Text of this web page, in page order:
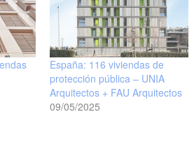
España: 116 viviendas de
protección pública – UNIA
Arquitectos + FAU Arquitectos
09/05/2025